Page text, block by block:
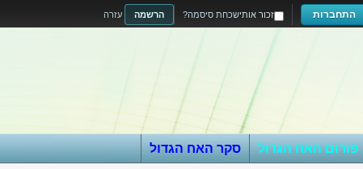
הרשמה עזרה התחברות זכור אותישכחת סיסמה?
פורום האח הגדול סקר האח הגדול